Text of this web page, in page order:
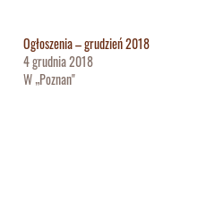
Ogłoszenia – grudzień 2018
4 grudnia 2018
W „Poznan"